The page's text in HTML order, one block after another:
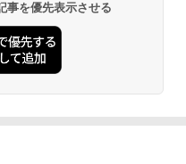
事を優先表示させる